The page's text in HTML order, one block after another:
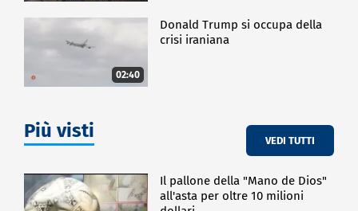
02:40
Donald Trump si occupa della
crisi iraniana
Più visti VEDI TUTTI
Il pallone della "Mano de Dios"
all'asta per oltre 10 milioni